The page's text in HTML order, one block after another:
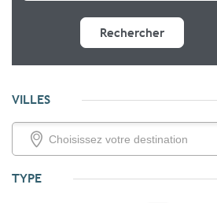
Rechercher
VILLES
TYPE